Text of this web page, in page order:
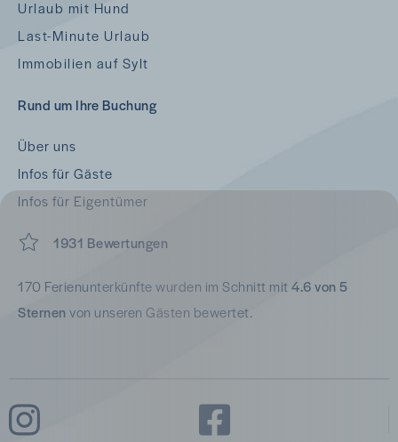
Urlaub mit Hund
Last-Minute Urlaub
Immobilien auf Sylt
Rund um Ihre Buchung
Über uns
Infos für Gäste
Infos für Eigentümer
1931 Bewertungen
170 Ferienunterkünfte wurden im Schnitt mit4.6 von 5
Sternenvon unseren Gästen bewertet.